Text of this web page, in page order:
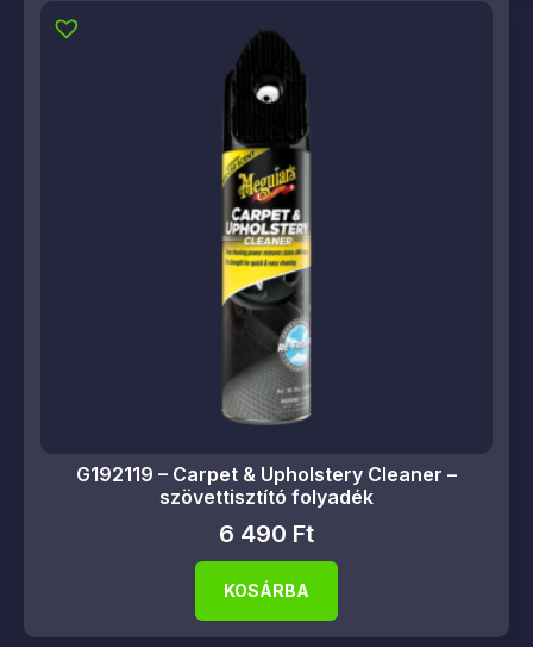
G192119 – Carpet & Upholstery Cleaner –
szövettisztító folyadék
6 490 Ft
KOSÁRBA